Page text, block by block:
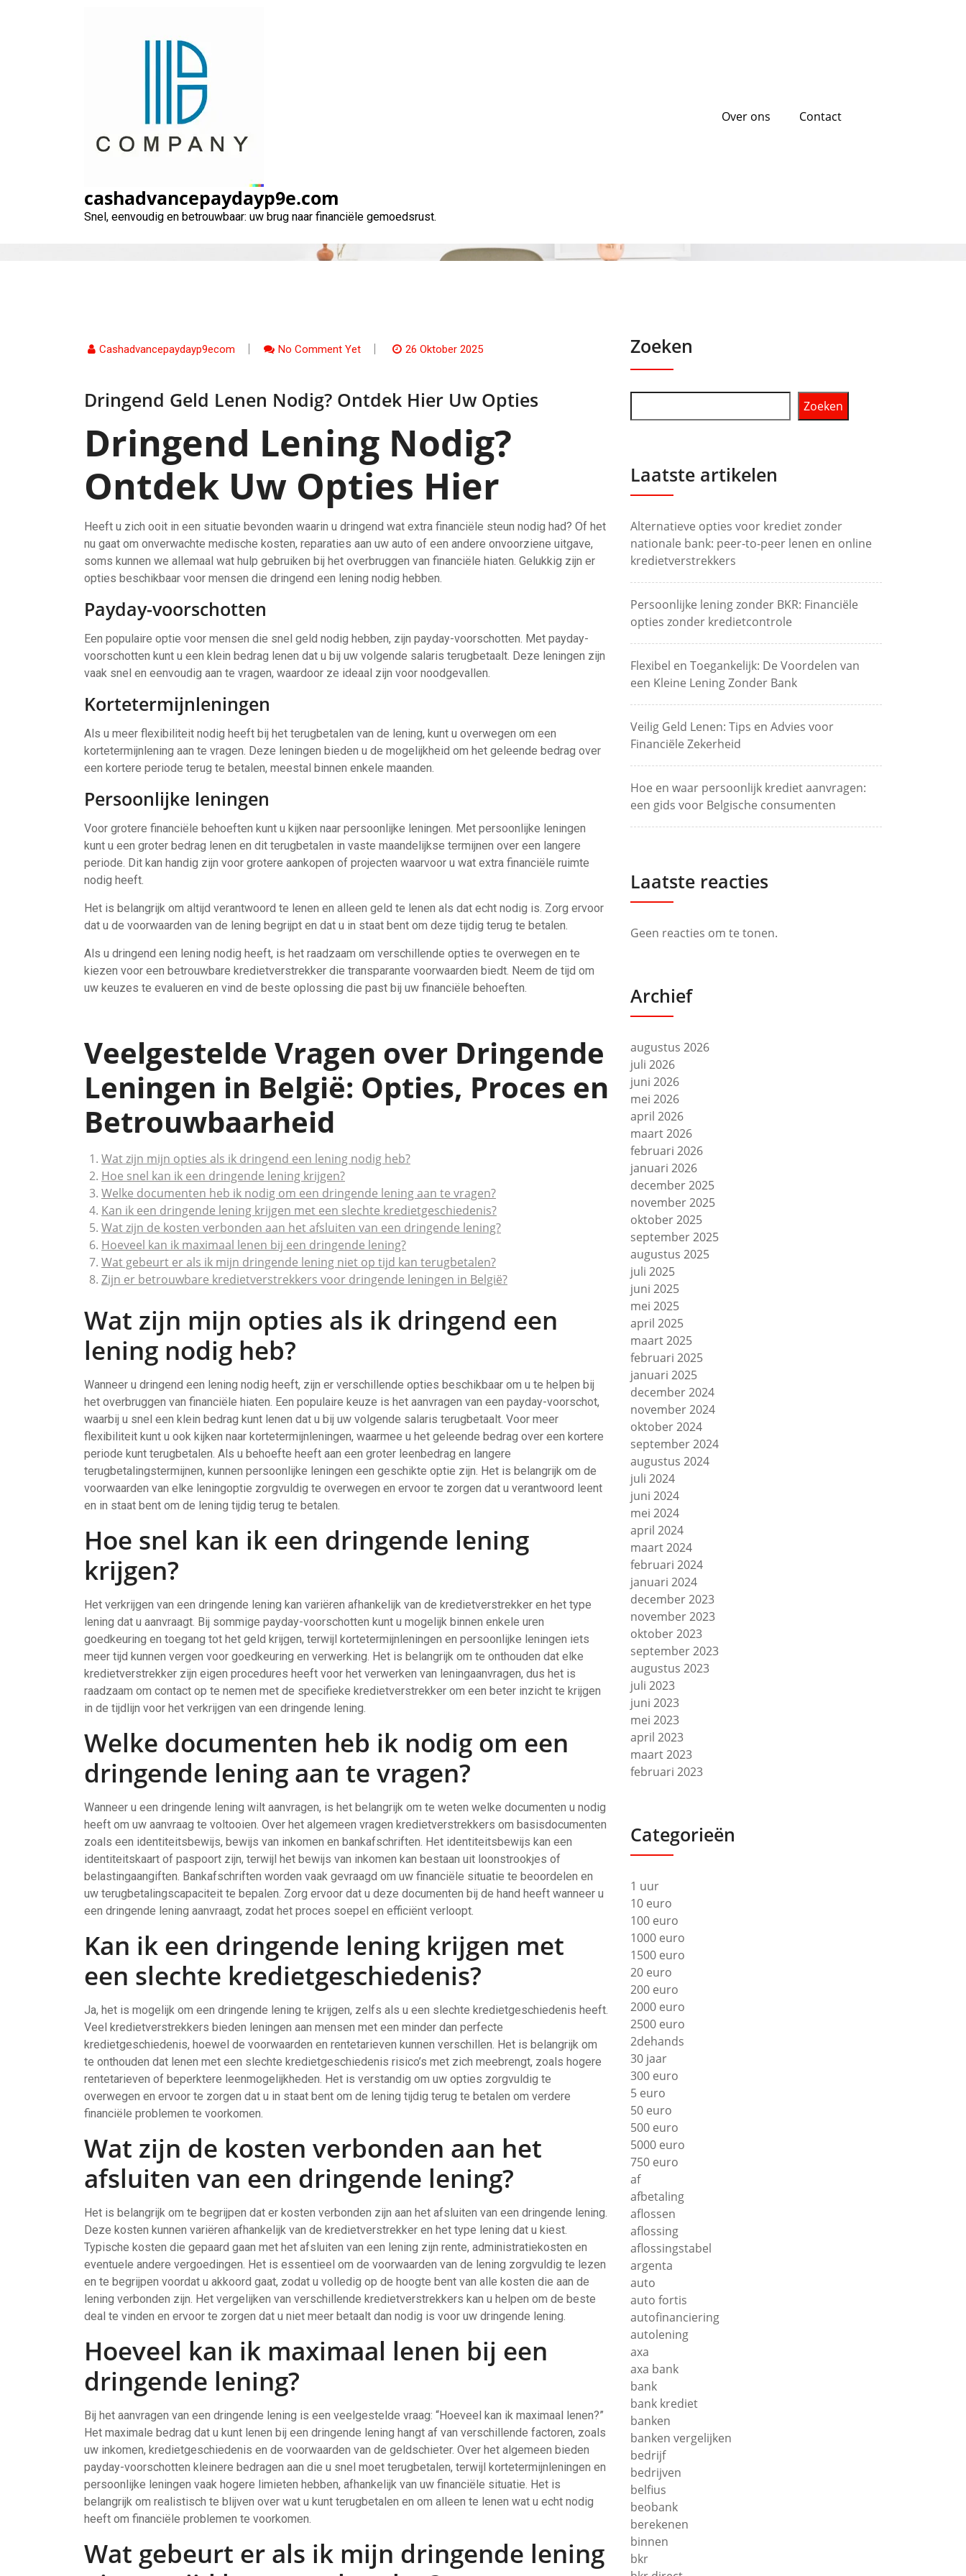
cashadvancepaydayp9e.com
Snel, eenvoudig en betrouwbaar: uw brug naar financiële gemoedsrust.
Over ons Contact
Dringend Geld Lenen Nodig? Ontdek Hier Uw Opties
Cashadvancepaydayp9ecom No Comment Yet 26 Oktober 2025
Dringend Geld Lenen Nodig? Ontdek Hier Uw Opties
Dringend Lening Nodig?
Ontdek Uw Opties Hier
Heeft u zich ooit in een situatie bevonden waarin u dringend wat extra financiële steun nodig had? Of het
nu gaat om onverwachte medische kosten, reparaties aan uw auto of een andere onvoorziene uitgave,
soms kunnen we allemaal wat hulp gebruiken bij het overbruggen van financiële hiaten. Gelukkig zijn er
opties beschikbaar voor mensen die dringend een lening nodig hebben.
Payday-voorschotten
Een populaire optie voor mensen die snel geld nodig hebben, zijn payday-voorschotten. Met payday-
voorschotten kunt u een klein bedrag lenen dat u bij uw volgende salaris terugbetaalt. Deze leningen zijn
vaak snel en eenvoudig aan te vragen, waardoor ze ideaal zijn voor noodgevallen.
Kortetermijnleningen
Als u meer flexibiliteit nodig heeft bij het terugbetalen van de lening, kunt u overwegen om een
kortetermijnlening aan te vragen. Deze leningen bieden u de mogelijkheid om het geleende bedrag over
een kortere periode terug te betalen, meestal binnen enkele maanden.
Persoonlijke leningen
Voor grotere financiële behoeften kunt u kijken naar persoonlijke leningen. Met persoonlijke leningen
kunt u een groter bedrag lenen en dit terugbetalen in vaste maandelijkse termijnen over een langere
periode. Dit kan handig zijn voor grotere aankopen of projecten waarvoor u wat extra financiële ruimte
nodig heeft.
Het is belangrijk om altijd verantwoord te lenen en alleen geld te lenen als dat echt nodig is. Zorg ervoor
dat u de voorwaarden van de lening begrijpt en dat u in staat bent om deze tijdig terug te betalen.
Als u dringend een lening nodig heeft, is het raadzaam om verschillende opties te overwegen en te
kiezen voor een betrouwbare kredietverstrekker die transparante voorwaarden biedt. Neem de tijd om
uw keuzes te evalueren en vind de beste oplossing die past bij uw financiële behoeften.
Veelgestelde Vragen over Dringende
Leningen in België: Opties, Proces en
Betrouwbaarheid
Wat zijn mijn opties als ik dringend een lening nodig heb?
Hoe snel kan ik een dringende lening krijgen?
Welke documenten heb ik nodig om een dringende lening aan te vragen?
Kan ik een dringende lening krijgen met een slechte kredietgeschiedenis?
Wat zijn de kosten verbonden aan het afsluiten van een dringende lening?
Hoeveel kan ik maximaal lenen bij een dringende lening?
Wat gebeurt er als ik mijn dringende lening niet op tijd kan terugbetalen?
Zijn er betrouwbare kredietverstrekkers voor dringende leningen in België?
Wat zijn mijn opties als ik dringend een
lening nodig heb?
Wanneer u dringend een lening nodig heeft, zijn er verschillende opties beschikbaar om u te helpen bij
het overbruggen van financiële hiaten. Een populaire keuze is het aanvragen van een payday-voorschot,
waarbij u snel een klein bedrag kunt lenen dat u bij uw volgende salaris terugbetaalt. Voor meer
flexibiliteit kunt u ook kijken naar kortetermijnleningen, waarmee u het geleende bedrag over een kortere
periode kunt terugbetalen. Als u behoefte heeft aan een groter leenbedrag en langere
terugbetalingstermijnen, kunnen persoonlijke leningen een geschikte optie zijn. Het is belangrijk om de
voorwaarden van elke leningoptie zorgvuldig te overwegen en ervoor te zorgen dat u verantwoord leent
en in staat bent om de lening tijdig terug te betalen.
Hoe snel kan ik een dringende lening
krijgen?
Het verkrijgen van een dringende lening kan variëren afhankelijk van de kredietverstrekker en het type
lening dat u aanvraagt. Bij sommige payday-voorschotten kunt u mogelijk binnen enkele uren
goedkeuring en toegang tot het geld krijgen, terwijl kortetermijnleningen en persoonlijke leningen iets
meer tijd kunnen vergen voor goedkeuring en verwerking. Het is belangrijk om te onthouden dat elke
kredietverstrekker zijn eigen procedures heeft voor het verwerken van leningaanvragen, dus het is
raadzaam om contact op te nemen met de specifieke kredietverstrekker om een beter inzicht te krijgen
in de tijdlijn voor het verkrijgen van een dringende lening.
Welke documenten heb ik nodig om een
dringende lening aan te vragen?
Wanneer u een dringende lening wilt aanvragen, is het belangrijk om te weten welke documenten u nodig
heeft om uw aanvraag te voltooien. Over het algemeen vragen kredietverstrekkers om basisdocumenten
zoals een identiteitsbewijs, bewijs van inkomen en bankafschriften. Het identiteitsbewijs kan een
identiteitskaart of paspoort zijn, terwijl het bewijs van inkomen kan bestaan uit loonstrookjes of
belastingaangiften. Bankafschriften worden vaak gevraagd om uw financiële situatie te beoordelen en
uw terugbetalingscapaciteit te bepalen. Zorg ervoor dat u deze documenten bij de hand heeft wanneer u
een dringende lening aanvraagt, zodat het proces soepel en efficiënt verloopt.
Kan ik een dringende lening krijgen met
een slechte kredietgeschiedenis?
Ja, het is mogelijk om een dringende lening te krijgen, zelfs als u een slechte kredietgeschiedenis heeft.
Veel kredietverstrekkers bieden leningen aan mensen met een minder dan perfecte
kredietgeschiedenis, hoewel de voorwaarden en rentetarieven kunnen verschillen. Het is belangrijk om
te onthouden dat lenen met een slechte kredietgeschiedenis risico’s met zich meebrengt, zoals hogere
rentetarieven of beperktere leenmogelijkheden. Het is verstandig om uw opties zorgvuldig te
overwegen en ervoor te zorgen dat u in staat bent om de lening tijdig terug te betalen om verdere
financiële problemen te voorkomen.
Wat zijn de kosten verbonden aan het
afsluiten van een dringende lening?
Het is belangrijk om te begrijpen dat er kosten verbonden zijn aan het afsluiten van een dringende lening.
Deze kosten kunnen variëren afhankelijk van de kredietverstrekker en het type lening dat u kiest.
Typische kosten die gepaard gaan met het afsluiten van een lening zijn rente, administratiekosten en
eventuele andere vergoedingen. Het is essentieel om de voorwaarden van de lening zorgvuldig te lezen
en te begrijpen voordat u akkoord gaat, zodat u volledig op de hoogte bent van alle kosten die aan de
lening verbonden zijn. Het vergelijken van verschillende kredietverstrekkers kan u helpen om de beste
deal te vinden en ervoor te zorgen dat u niet meer betaalt dan nodig is voor uw dringende lening.
Hoeveel kan ik maximaal lenen bij een
dringende lening?
Bij het aanvragen van een dringende lening is een veelgestelde vraag: “Hoeveel kan ik maximaal lenen?”
Het maximale bedrag dat u kunt lenen bij een dringende lening hangt af van verschillende factoren, zoals
uw inkomen, kredietgeschiedenis en de voorwaarden van de geldschieter. Over het algemeen bieden
payday-voorschotten kleinere bedragen aan die u snel moet terugbetalen, terwijl kortetermijnleningen en
persoonlijke leningen vaak hogere limieten hebben, afhankelijk van uw financiële situatie. Het is
belangrijk om realistisch te blijven over wat u kunt terugbetalen en om alleen te lenen wat u echt nodig
heeft om financiële problemen te voorkomen.
Wat gebeurt er als ik mijn dringende lening
Zoeken
Zoeken
Laatste artikelen
Alternatieve opties voor krediet zonder
nationale bank: peer-to-peer lenen en online
kredietverstrekkers
Persoonlijke lening zonder BKR: Financiële
opties zonder kredietcontrole
Flexibel en Toegankelijk: De Voordelen van
een Kleine Lening Zonder Bank
Veilig Geld Lenen: Tips en Advies voor
Financiële Zekerheid
Hoe en waar persoonlijk krediet aanvragen:
een gids voor Belgische consumenten
Laatste reacties
Geen reacties om te tonen.
Archief
augustus 2026
juli 2026
juni 2026
mei 2026
april 2026
maart 2026
februari 2026
januari 2026
december 2025
november 2025
oktober 2025
september 2025
augustus 2025
juli 2025
juni 2025
mei 2025
april 2025
maart 2025
februari 2025
januari 2025
december 2024
november 2024
oktober 2024
september 2024
augustus 2024
juli 2024
juni 2024
mei 2024
april 2024
maart 2024
februari 2024
januari 2024
december 2023
november 2023
oktober 2023
september 2023
augustus 2023
juli 2023
juni 2023
mei 2023
april 2023
maart 2023
februari 2023
Categorieën
1 uur
10 euro
100 euro
1000 euro
1500 euro
20 euro
200 euro
2000 euro
2500 euro
2dehands
30 jaar
300 euro
5 euro
50 euro
500 euro
5000 euro
750 euro
af
afbetaling
aflossen
aflossing
aflossingstabel
argenta
auto
auto fortis
autofinanciering
autolening
axa
axa bank
bank
bank krediet
banken
banken vergelijken
bedrijf
bedrijven
belfius
beobank
berekenen
binnen
bkr